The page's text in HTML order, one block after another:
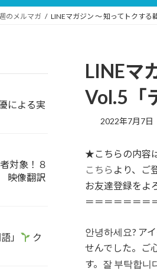
のメルマガ LINEマガジン ～ 知ってトクする
LINEマ
Vol.5「
2022年7月7日
★こちらの内容
こちら より、ご
お友達登録をよ
＝＝＝＝＝＝＝
안녕하세요? ア
せんでした。ご
す。잘 부탁합니
による実
対象！８
映像翻訳
」
ク